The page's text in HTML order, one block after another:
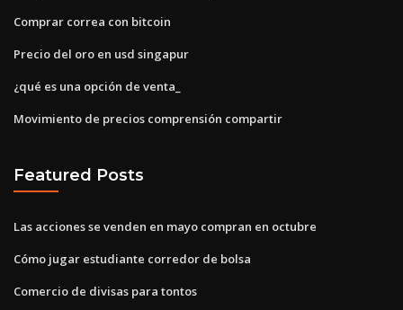
Comprar correa con bitcoin
Precio del oro en usd singapur
¿qué es una opción de venta_
Movimiento de precios comprensión compartir
Featured Posts
Las acciones se venden en mayo compran en octubre
Cómo jugar estudiante corredor de bolsa
Comercio de divisas para tontos